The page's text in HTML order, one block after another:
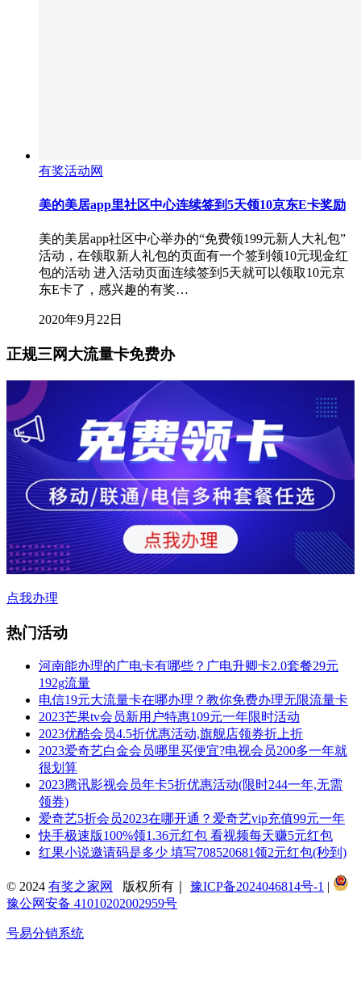
有奖活动网
美的美居app里社区中心连续签到5天领10京东E卡奖励
美的美居app社区中心举办的“免费领199元新人大礼包”
活动，在领取新人礼包的页面有一个签到领10元现金红
包的活动 进入活动页面连续签到5天就可以领取10元京
东E卡了，感兴趣的有奖…
2020年9月22日
正规三网大流量卡免费办
点我办理
热门活动
河南能办理的广电卡有哪些？广电升卿卡2.0套餐29元
192g流量
电信19元大流量卡在哪办理？教你免费办理无限流量卡
2023芒果tv会员新用户特惠109元一年限时活动
2023优酷会员4.5折优惠活动,旗舰店领券折上折
2023爱奇艺白金会员哪里买便宜?电视会员200多一年就
很划算
2023腾讯影视会员年卡5折优惠活动(限时244一年,无需
领券)
爱奇艺5折会员2023在哪开通？爱奇艺vip充值99元一年
快手极速版100%领1.36元红包 看视频每天赚5元红包
红果小说邀请码是多少 填写708520681领2元红包(秒到)
© 2024 有奖之家网 版权所有｜ 豫ICP备2024046814号-1 |
豫公网安备 41010202002959号
号易分销系统